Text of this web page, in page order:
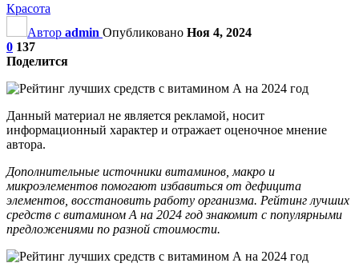
Красота
Автор admin Опубликовано Ноя 4, 2024
0 137
Поделится
Данный материал не является рекламой, носит
информационный характер и отражает оценочное мнение
автора.
Дополнительные источники витаминов, макро и
микроэлементов помогают избавиться от дефицита
элементов, восстановить работу организма. Рейтинг лучших
средств с витамином А на 2024 год знакомит с популярными
предложениями по разной стоимости.